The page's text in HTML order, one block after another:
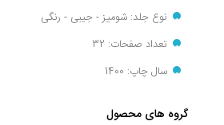
نوع جلد: شومیز - جیبی - رنگی
تعداد صفحات: 32
سال چاپ: 1400
گروه های محصول